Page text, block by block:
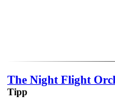
The Night Flight
Tipp